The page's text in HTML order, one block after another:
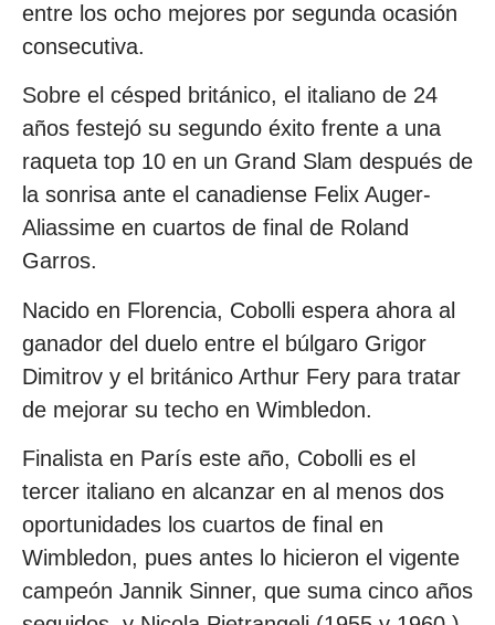
entre los ocho mejores por segunda ocasión
consecutiva.
Sobre el césped británico, el italiano de 24
años festejó su segundo éxito frente a una
raqueta top 10 en un Grand Slam después de
la sonrisa ante el canadiense Felix Auger-
Aliassime en cuartos de final de Roland
Garros.
Nacido en Florencia, Cobolli espera ahora al
ganador del duelo entre el búlgaro Grigor
Dimitrov y el británico Arthur Fery para tratar
de mejorar su techo en Wimbledon.
Finalista en París este año, Cobolli es el
tercer italiano en alcanzar en al menos dos
oportunidades los cuartos de final en
Wimbledon, pues antes lo hicieron el vigente
campeón Jannik Sinner, que suma cinco años